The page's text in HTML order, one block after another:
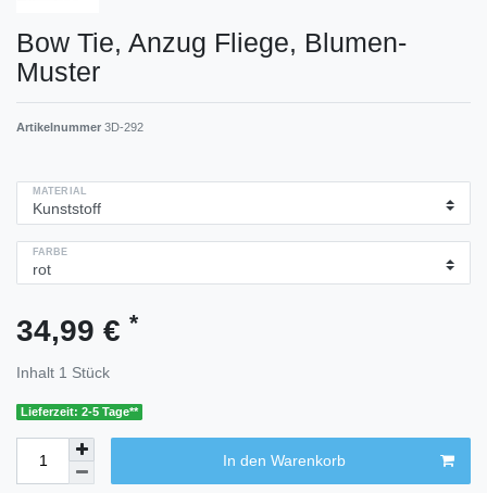
Bow Tie, Anzug Fliege, Blumen-
Muster
Artikelnummer 3D-292
MATERIAL
FARBE
34,99 € *
Inhalt 1 Stück
Lieferzeit: 2-5 Tage**
In den Warenkorb